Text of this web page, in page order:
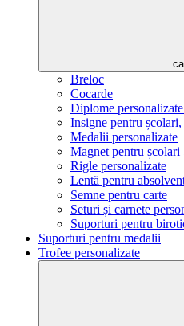
Breloc
Cocarde
Diplome
Insigne pentru școlari,
Medalii personalizate
Magnet pentru școlari
Rigle personalizate
Lentă pentru
Semne pentru carte
Seturi și carnete
Suporturi pentru
Suporturi pentru medalii
Trofee personalizate